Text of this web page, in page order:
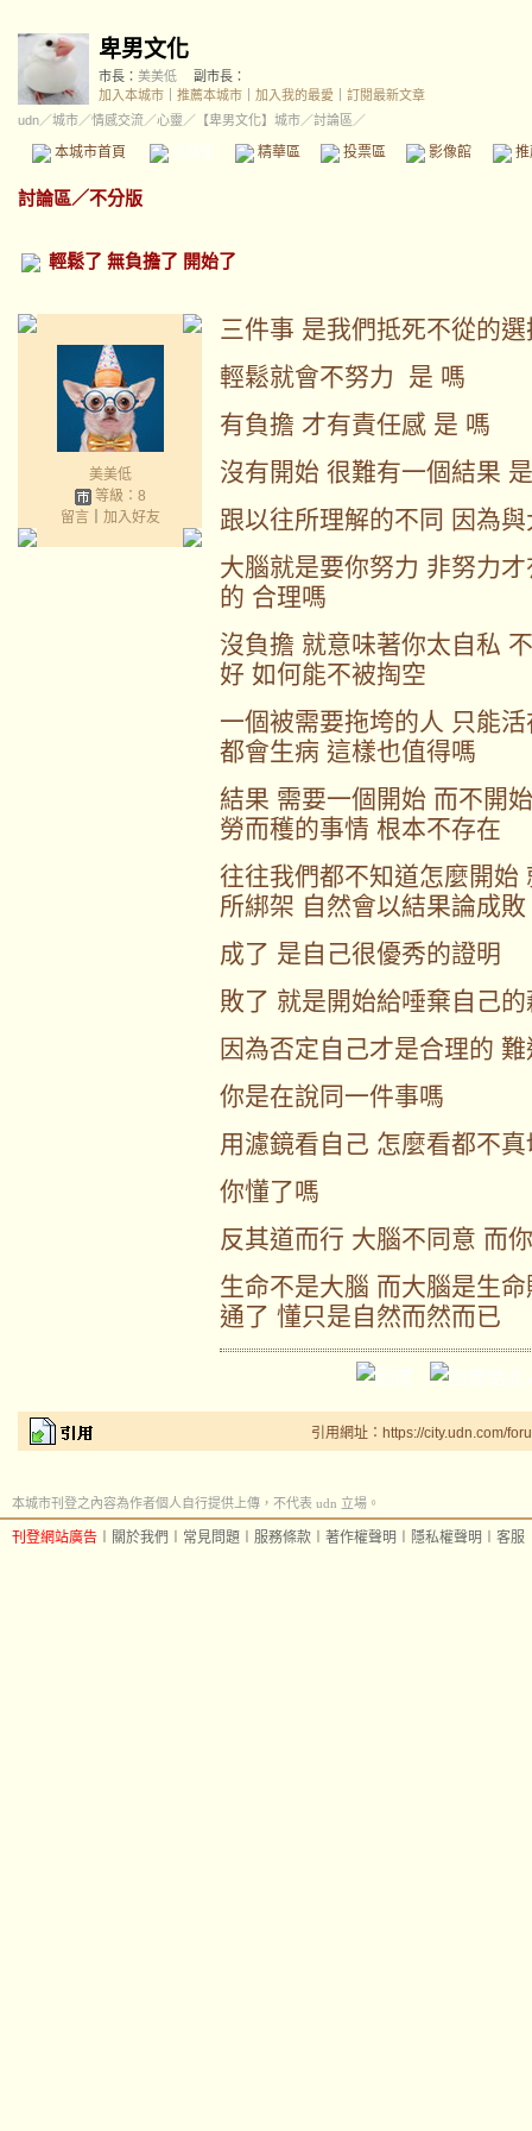
卑男文化
市長： 美美低
副市長：
加入本城市
推薦本城市 加入我的最愛
訂閱最新文章
udn／城市／情感交流／心靈 ／ 【卑男文化】城市／討論區／
本城市首頁 精華區 投票區 影像館
討論區／不分版
輕鬆了 無負擔了 開始了
美美低
等級：8
留言｜ 加入好友
三件事 是我們抵死不從的選
輕鬆就會不努力 是 嗎
有負擔 才有責任感 是 嗎
沒有開始 很難有一個結果
跟以往所理解的不同 因為
大腦就是要你努力 非努力
的 合理嗎
沒負擔 就意味著你太自私
好 如何能不被掏空
一個被需要拖垮的人 只能
都會生病 這樣也值得嗎
結果 需要一個開始 而不開
勞而穫的事情 根本不存在
往往我們都不知道怎麼開始
所綁架 自然會以結果論成敗
成了 是自己很優秀的證明
敗了 就是開始給唾棄自己的
因為否定自己才是合理的
你是在說同一件事嗎
用濾鏡看自己 怎麼看都不
你懂了嗎
反其道而行 大腦不同意 而
生命不是大腦 而大腦是生
通了 懂只是自然而然而已
引用網址：https://city.udn.com/
本城市刊登之內容為作者個人自行提供上傳，不代表 udn 立場。
刊登網站廣告 關於我們 常見問題 服務條款 著作權聲明 隱私權聲明 客服